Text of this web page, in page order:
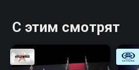
С этим смотрят